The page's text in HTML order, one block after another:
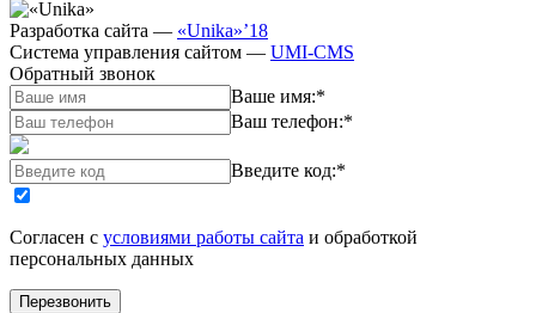
Разработка сайта — «Unika»’18
Система управления сайтом — UMI-CMS
Обратный звонок
Ваше имя:*
Ваш телефон:*
Введите код:*
Согласен с условиями работы сайта и обработкой
персональных данных